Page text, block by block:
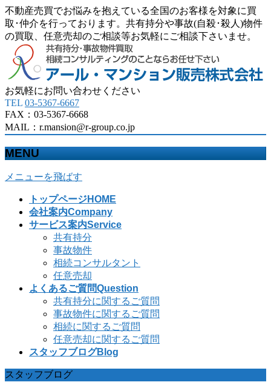
不動産売買でお悩みを抱えている全国のお客様を対象に買
取･仲介を行っております。共有持分や事故(自殺･殺人)物件
の買取、任意売却のご相談等お気軽にご相談下さいませ。
お気軽にお問い合わせください
TEL 03-5367-6667
FAX：03-5367-6668
MAIL：r.mansion@r-group.co.jp
MENU
メニューを飛ばす
トップページHOME
会社案内Company
サービス案内Service
共有持分
事故物件
相続コンサルタント
任意売却
よくあるご質問Question
共有持分に関するご質問
事故物件に関するご質問
相続に関するご質問
任意売却に関するご質問
スタッフブログBlog
スタッフブログ